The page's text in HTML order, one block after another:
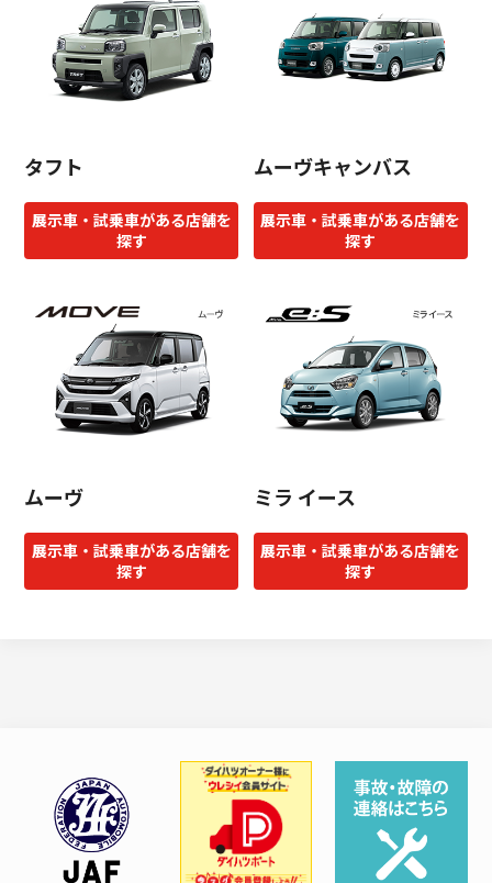
タフト
展示車・試乗車がある店舗を
探す
ムーヴキャンバス
展示車・試乗車がある店舗を
探す
ムーヴ
展示車・試乗車がある店舗を
探す
ミラ イース
展示車・試乗車がある店舗を
探す